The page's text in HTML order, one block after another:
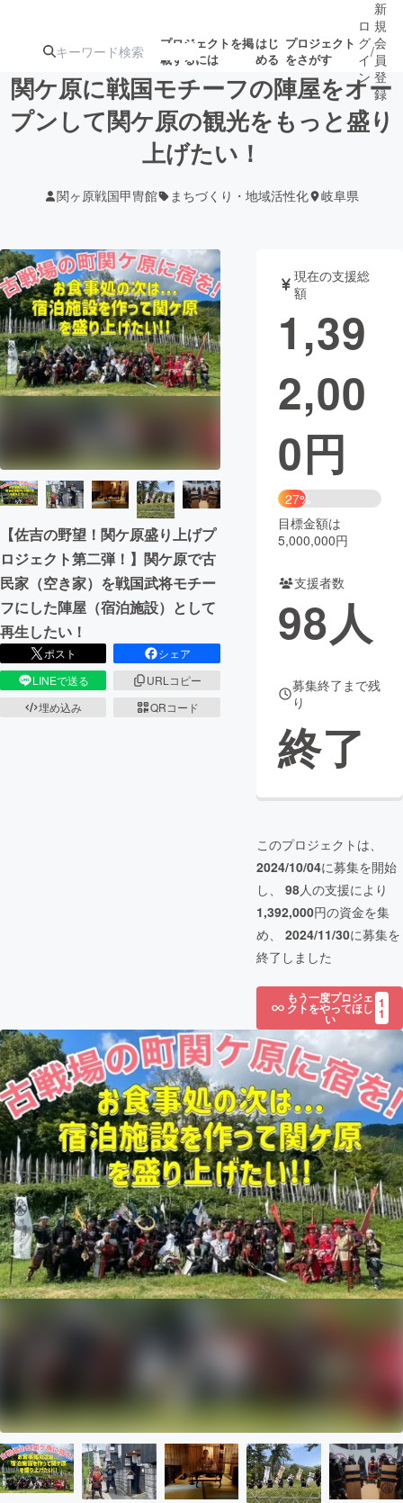
プロジェクトを掲
載するには
はじ
める
プロジェクト
をさがす
注目の新着プロ
ジェクト
募集終了が近いプ
テクノロジー・ガジェット
映像・映画 書籍・雑誌
ビジネス・起業 チャレンジ
CAMPFIRE for Social Good CAMPFIRE Creation
CAMPFIREふるさと納税
コミュニティ
ロ
グ
イ
ン
/
新
規
会
員
登
録
関ケ原に戦国モチーフの陣屋をオー
プンして関ケ原の観光をもっと盛り
上げたい！
関ヶ原戦国甲冑館 まちづくり・地域活性化 岐阜県
【佐吉の野望！関ケ原盛り上げプ
ロジェクト第二弾！】関ケ原で古
民家（空き家）を戦国武将モチー
フにした陣屋（宿泊施設）として
再生したい！
ポスト
シェア
LINEで送る
URLコピー
埋め込み
QRコード
現在の支援総
額
1,39
2,00
0円
27%
目標金額は
5,000,000円
支援者数
98人
募集終了まで残
り
終了
このプロジェクトは、
2024/10/04に募集を開始
し、 98人の支援により
1,392,000円の資金を集
め、 2024/11/30に募集を
終了しました
もう一度プロジェ
クトをやってほし
い
1
1